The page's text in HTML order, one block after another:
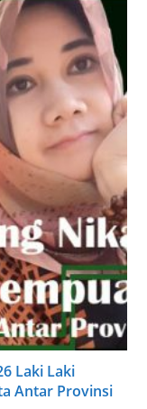
Laki Laki
Antar Provinsi